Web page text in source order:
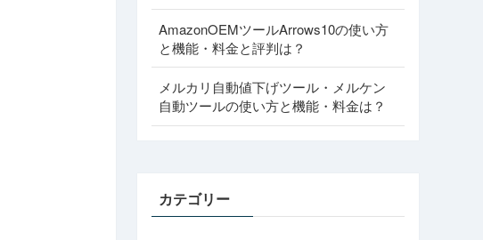
AmazonOEMツールArrows10の使い方
と機能・料金と評判は？
メルカリ自動値下げツール・メルケン
自動ツールの使い方と機能・料金は？
カテゴリー